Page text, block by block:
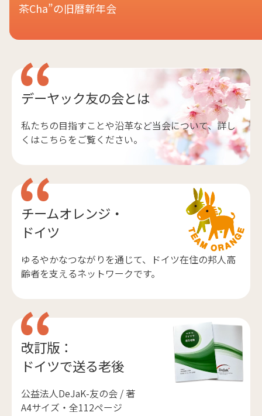
茶Cha”の旧暦新年会
デーヤック友の会とは
私たちの目指すことや沿革など当会について、詳し
くはこちらをご覧ください。
チームオレンジ・
ドイツ
ゆるやかなつながりを通じて、ドイツ在住の邦人高
齢者を支えるネットワークです。
改訂版：
ドイツで送る老後
公益法人DeJaK-友の会 / 著
A4サイズ・全112ページ